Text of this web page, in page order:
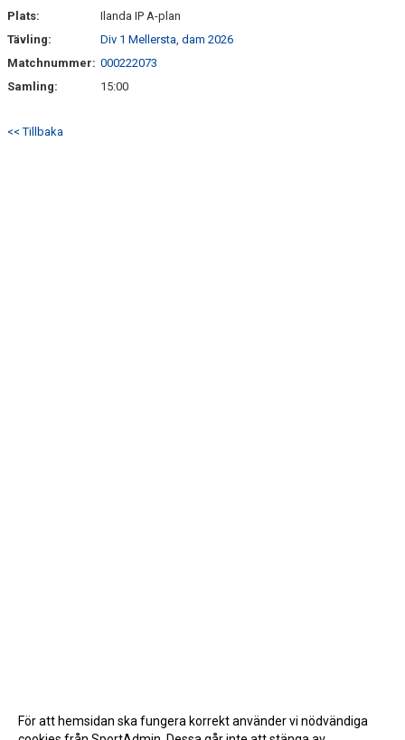
MATCHER
KONTAKTER & LAG
SPONSORER
Plats:
Ilanda IP A-plan
Tävling:
Div 1 Mellersta, dam 2026
Matchnummer: 000222073
Samling:
15:00
<< Tillbaka
För att hemsidan ska fungera korrekt använder vi nödvändiga